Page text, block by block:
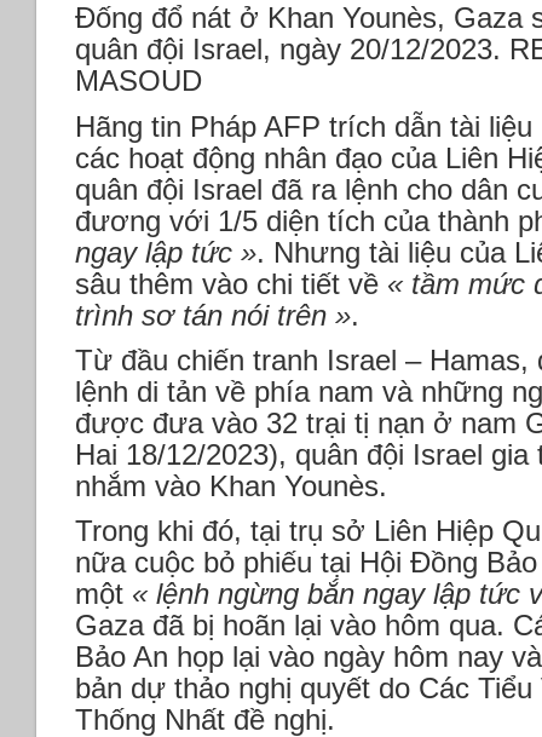
Đống đổ nát ở Khan Younès, Gaza
quân đội Israel, ngày 20/12/2023.
MASOUD
Hãng tin Pháp AFP trích dẫn tài
các hoạt động nhân đạo của Liên
quân đội Israel đã ra lệnh cho dân
đương với 1/5 diện tích của thành
ngay lập tức ». Nhưng tài liệu của
sâu thêm vào chi tiết về « tầm mức
trình sơ tán nói trên ».
Từ đầu chiến tranh Israel –
lệnh di tản về phía nam và những
được đưa vào 32 trại tị nạn ở nam
Hai 18/12/2023), quân đội Israel
nhắm vào Khan Younès.
Trong khi đó, tại trụ sở Liên Hiệp
nữa cuộc bỏ phiếu tại Hội Đồng
một « lệnh ngừng bắn ngay lập tức
Gaza đã bị hoãn lại vào hôm qua.
Bảo An họp lại vào ngày hôm nay
bản dự thảo nghị quyết do Các
Thống Nhất đề nghị.